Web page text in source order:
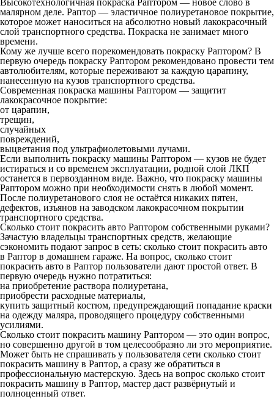
Высокотехнологичная покраска Раптором — новое слово в
малярном деле. Раптор — эластичное полиуретановое покрытие,
которое может наноситься на абсолютно новый лакокрасочный
слой транспортного средства. Покраска не занимает много
времени.
Кому же лучше всего порекомендовать покраску Раптором? В
первую очередь покраску Раптором рекомендовано провести тем
автолюбителям, которые переживают за каждую царапину,
нанесенную на кузов транспортного средства.
Современная покраска машины Раптором — защитит
лакокрасочное покрытие:
от царапин,
трещин,
случайных
повреждений,
выцветания под ультрафиолетовыми лучами.
Если выполнить покраску машины Раптором — кузов не будет
истираться и со временем эксплуатации, родной слой ЛКП
останется в первозданном виде. Важно, что покраску машины
Раптором можно при необходимости снять в любой момент.
После полиуретанового слоя не остаётся никаких пятен,
дефектов, изъянов на заводском лакокрасочном покрытии
транспортного средства.
Сколько стоит покрасить авто Раптором собственными руками?
Зачастую владельцы транспортных средств, желающие
сэкономить подают запрос в сеть: сколько стоит покрасить авто
в Раптор в домашнем гараже. На вопрос, сколько стоит
покрасить авто в Раптор пользователи дают простой ответ. В
первую очередь нужно потратиться:
на приобретение раствора полиуретана,
приобрести расходные материалы,
купить защитный костюм, предупреждающий попадание краски
на одежду маляра, проводящего процедуру собственными
усилиями.
Сколько стоит покрасить машину Раптором — это один вопрос,
но совершенно другой в том целесообразно ли это мероприятие.
Может быть не спрашивать у пользователя сети сколько стоит
покрасить машину в Раптор, а сразу же обратиться в
профессиональную мастерскую. Здесь на вопрос сколько стоит
покрасить машину в Раптор, мастер даст развёрнутый и
полноценный ответ.